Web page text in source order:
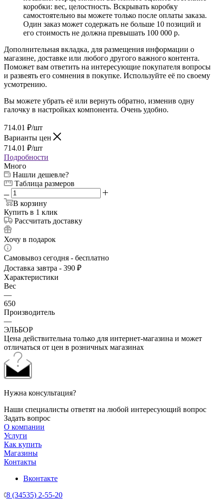
коробки: вес, целостность. Вскрывать коробку
самостоятельно вы можете только после оплаты заказа.
Один заказ может содержать не больше 10 позиций и
его стоимость не должна превышать 100 000 р.
Дополнительная вкладка, для размещения информации о
магазине, доставке или любого другого важного контента.
Поможет вам ответить на интересующие покупателя вопросы
и развеять его сомнения в покупке. Используйте её по своему
усмотрению.
Вы можете убрать её или вернуть обратно, изменив одну
галочку в настройках компонента. Очень удобно.
714.01 ₽/шт
Варианты цен
714.01 ₽/шт
Подробности
Много
Нашли дешевле?
Таблица размеров
В корзину
Купить в 1 клик
Рассчитать доставку
Хочу в подарок
Самовывоз сегодня - бесплатно
Доставка завтра - 390 ₽
Характеристики
Вес
—
650
Производитель
—
ЭЛЬБОР
Цена действительна только для интернет-магазина и может
отличаться от цен в розничных магазинах
Нужна консультация?
Наши специалисты ответят на любой интересующий вопрос
Задать вопрос
О компании
Услуги
Как купить
Магазины
Контакты
Вконтакте
8 (34535) 2-55-20